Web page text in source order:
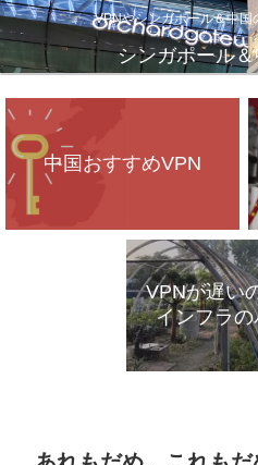
VPNやシンガポール＆中国
シンガポール
中国おすすめVPN
VPNが遅い
インフラ